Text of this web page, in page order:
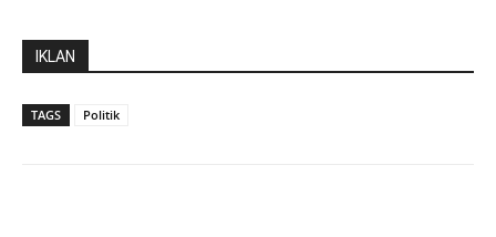
IKLAN
TAGS Politik